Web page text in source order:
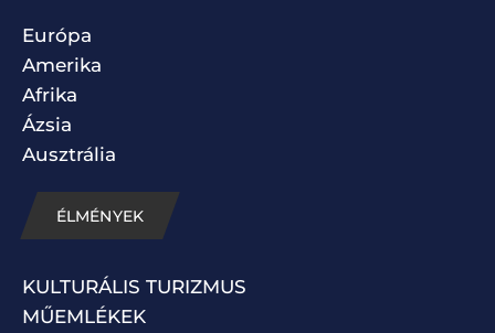
Európa
Amerika
Afrika
Ázsia
Ausztrália
ÉLMÉNYEK
KULTURÁLIS TURIZMUS
MŰEMLÉKEK